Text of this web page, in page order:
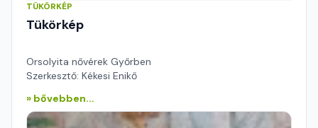
TÜKÖRKÉP
Tükörkép
Orsolyita nővérek Győrben
Szerkesztő: Kékesi Enikő
» bővebben...